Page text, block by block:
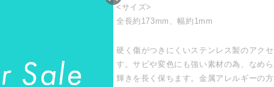
<サイズ>
全長約173mm、幅約1mm
硬く傷がつきにくいステンレス製のアク
す。サビや変色にも強い素材の為、なめら
輝きを長く保ちます。金属アレルギーの